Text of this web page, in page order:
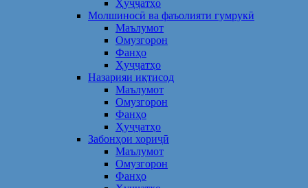
Ҳуҷҷатҳо
Молшиносӣ ва фаъолияти гумрукӣ
Маълумот
Омузгорон
Фанҳо
Ҳуҷҷатҳо
Назарияи иқтисод
Маълумот
Омузгорон
Фанҳо
Ҳуҷҷатҳо
Забонҳои хориҷӣ
Маълумот
Омузгорон
Фанҳо